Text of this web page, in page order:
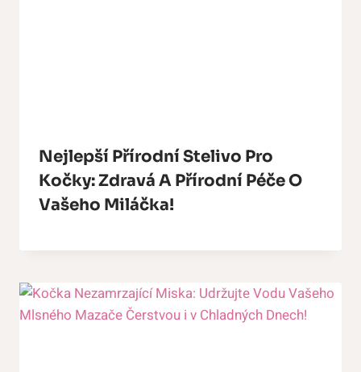
Nejlepší Přírodní Stelivo Pro
Kočky: Zdravá A Přírodní Péče O
Vašeho Miláčka!